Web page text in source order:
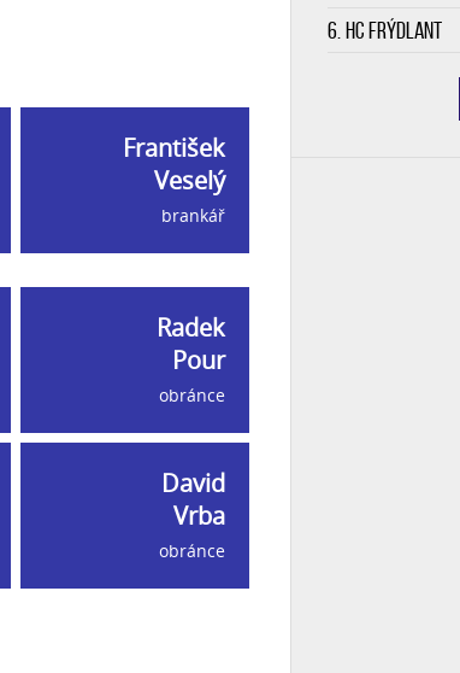
František
Veselý
brankář
Radek
Pour
obránce
David
Vrba
obránce
6. HC Frýdlant